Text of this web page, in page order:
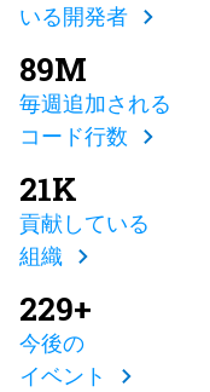
いる開発者
89M
毎週追加される
コード行数
21K
貢献している
組織
229+
今後の
イベント